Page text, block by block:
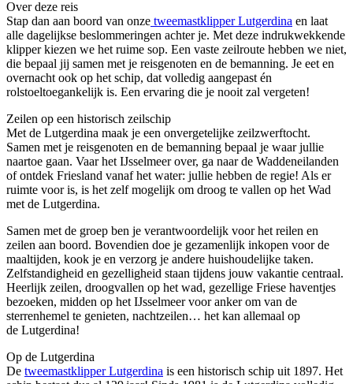
Over deze reis
Stap dan aan boord van onze tweemastklipper Lutgerdina en laat
alle dagelijkse beslommeringen achter je. Met deze indrukwekkende
klipper kiezen we het ruime sop. Een vaste zeilroute hebben we niet,
die bepaal jij samen met je reisgenoten en de bemanning. Je eet en
overnacht ook op het schip, dat volledig aangepast én
rolstoeltoegankelijk is. Een ervaring die je nooit zal vergeten!
Zeilen op een historisch zeilschip
Met de Lutgerdina maak je een onvergetelijke zeilzwerftocht.
Samen met je reisgenoten en de bemanning bepaal je waar jullie
naartoe gaan. Vaar het IJsselmeer over, ga naar de Waddeneilanden
of ontdek Friesland vanaf het water: jullie hebben de regie! Als er
ruimte voor is, is het zelf mogelijk om droog te vallen op het Wad
met de Lutgerdina.
Samen met de groep ben je verantwoordelijk voor het reilen en
zeilen aan boord. Bovendien doe je gezamenlijk inkopen voor de
maaltijden, kook je en verzorg je andere huishoudelijke taken.
Zelfstandigheid en gezelligheid staan tijdens jouw vakantie centraal.
Heerlijk zeilen, droogvallen op het wad, gezellige Friese haventjes
bezoeken, midden op het IJsselmeer voor anker om van de
sterrenhemel te genieten, nachtzeilen… het kan allemaal op
de Lutgerdina!
Op de Lutgerdina
De tweemastklipper Lutgerdina is een historisch schip uit 1897. Het